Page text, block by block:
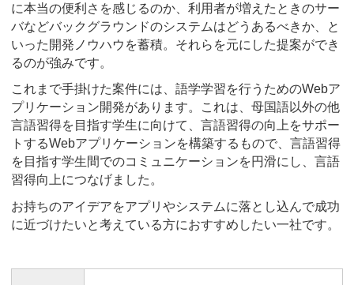
に本当の便利さを感じるのか、利用者が増えたときのサー
バなどバックグラウンドのシステムはどうあるべきか、と
いった開発ノウハウを蓄積。それらを元にした提案ができ
るのが強みです。
これまで手掛けた案件には、語学学習を行うためのWebア
プリケーション開発があります。これは、母国語以外の他
言語習得を目指す学生に向けて、言語習得の向上をサポー
トするWebアプリケーションを構築するもので、言語習得
を目指す学生間でのコミュニケーションを円滑にし、言語
習得向上につなげました。
お持ちのアイデアをアプリやシステムに落とし込んで成功
に近づけたいと考えている方におすすめしたい一社です。